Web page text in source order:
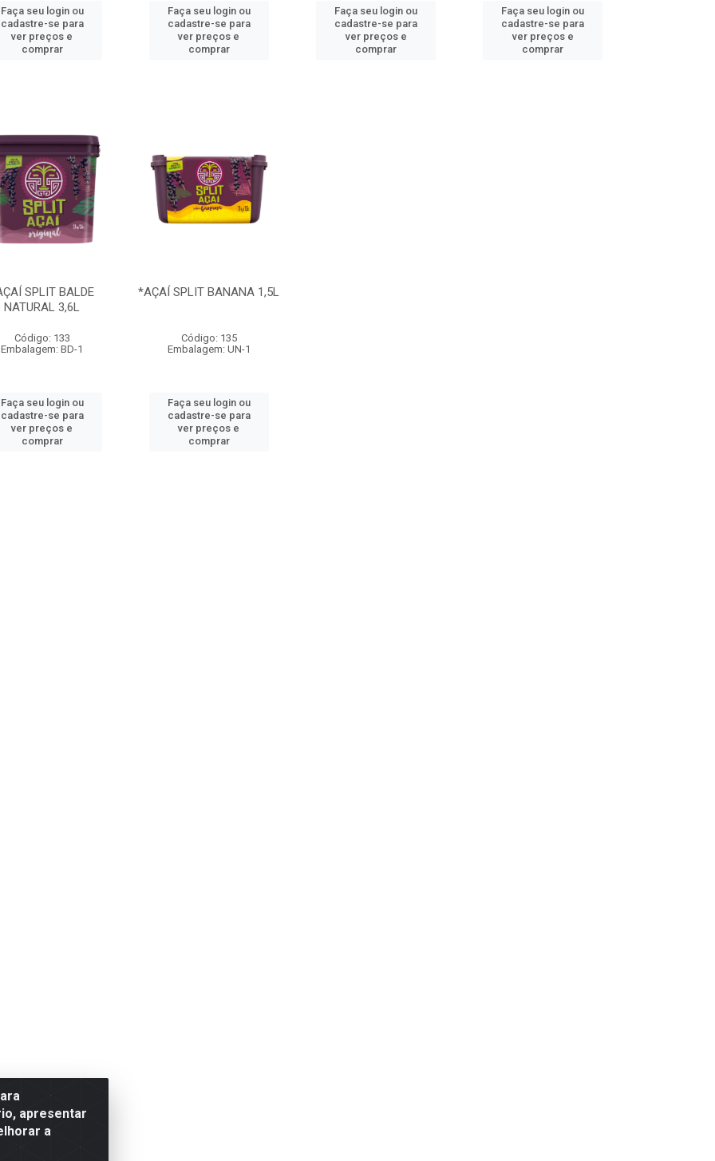
Faça seu login ou
cadastre-se para
ver preços e
comprar
Faça seu login ou
cadastre-se para
ver preços e
comprar
Faça seu login ou
cadastre-se para
ver preços e
comprar
Faça seu login ou
cadastre-se para
ver preços e
comprar
SPLIT BALDE
NATURAL 3,6L
Código: 133
Embalagem: BD-1
Faça seu login ou
cadastre-se para
ver preços e
comprar
*AÇAÍ SPLIT BANANA 1,5L
Código: 135
Embalagem: UN-1
Faça seu login ou
cadastre-se para
ver preços e
comprar
apresentar
a